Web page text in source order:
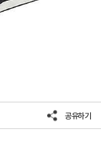
공유하기